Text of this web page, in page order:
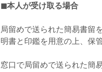
◼本人が受け取る場合
局留めで送られた簡易書留
明書と印鑑を用意の上、保
窓口で局留めで送られた簡